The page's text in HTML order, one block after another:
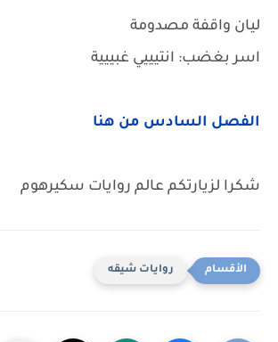
ليان واقفة مصدومة
اسر بغضب: انتيييي غبييية
الفصل السادس من هنا
شكرا لزيارتكم عالم روايات سكيرهوم
روايات شيقه